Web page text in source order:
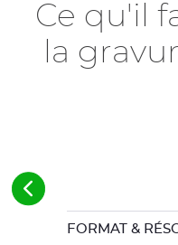
Ce qu'il
la
FORMAT &